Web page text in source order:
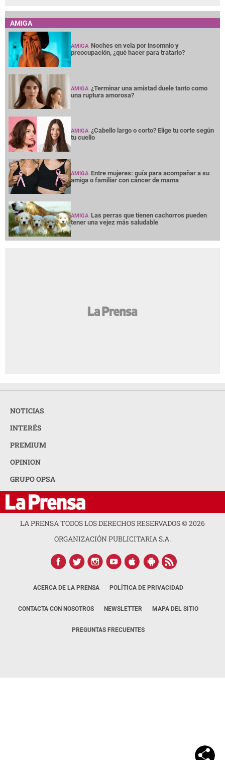
AMIGA
AMIGA Noches en vela por insomnio y
preocupación, ¿qué hacer para tratarlo?
AMIGA ¿Terminar una amistad duele tanto como
una ruptura amorosa?
AMIGA ¿Cabello largo o corto? Elige tu corte según
tu cuello
AMIGA Entre mujeres: guía para acompañar a su
amiga o familiar con cáncer de mama
AMIGA Las perras que tienen cachorros pueden
tener una vejez más saludable
NOTICIAS
INTERÉS
PREMIUM
OPINION
GRUPO OPSA
LA PRENSA TODOS LOS DERECHOS RESERVADOS ©2026
ORGANIZACIÓN PUBLICITARIA S.A.
ACERCA DE LA PRENSA POLÍTICA DE PRIVACIDAD
CONTACTA CON NOSOTROS NEWSLETTER MAPA DEL SITIO
PREGUNTAS FRECUENTES